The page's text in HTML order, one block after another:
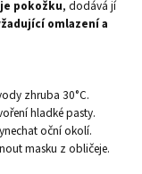
pokožku, dodává jí
omlazení a
zhruba 30°C.
hladké pasty.
oční okolí.
masku z obličeje.